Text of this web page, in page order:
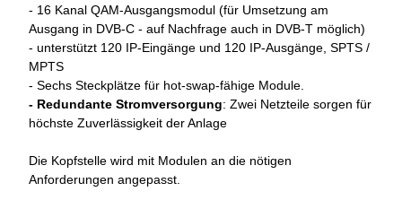
- 16 Kanal QAM-Ausgangsmodul (für Umsetzung am
Ausgang in DVB-C - auf Nachfrage auch in DVB-T möglich)
- unterstützt 120 IP-Eingänge und 120 IP-Ausgänge, SPTS /
MPTS
- Sechs Steckplätze für hot-swap-fähige Module.
- Redundante Stromversorgung: Zwei Netzteile sorgen für
höchste Zuverlässigkeit der Anlage
Die Kopfstelle wird mit Modulen an die nötigen
Anforderungen angepasst.